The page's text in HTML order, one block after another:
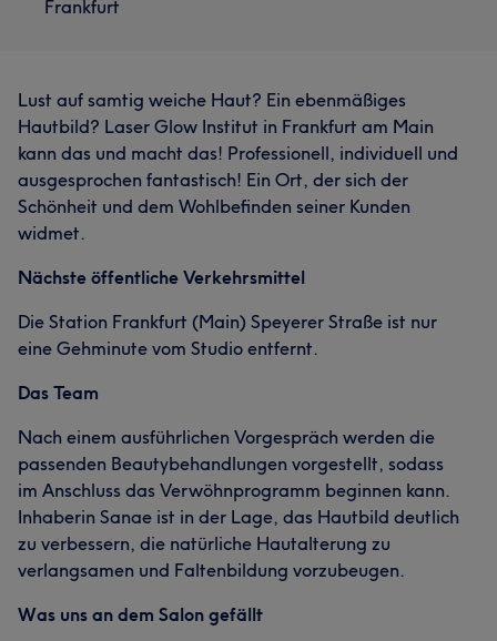
Frankfurt
Lust auf samtig weiche Haut? Ein ebenmäßiges
Hautbild? Laser Glow Institut in Frankfurt am Main
kann das und macht das! Professionell, individuell und
ausgesprochen fantastisch! Ein Ort, der sich der
Schönheit und dem Wohlbefinden seiner Kunden
widmet.
Nächste öffentliche Verkehrsmittel
Die Station Frankfurt (Main) Speyerer Straße ist nur
eine Gehminute vom Studio entfernt.
Das Team
Nach einem ausführlichen Vorgespräch werden die
passenden Beautybehandlungen vorgestellt, sodass
im Anschluss das Verwöhnprogramm beginnen kann.
Inhaberin Sanae ist in der Lage, das Hautbild deutlich
zu verbessern, die natürliche Hautalterung zu
verlangsamen und Faltenbildung vorzubeugen.
Was uns an dem Salon gefällt